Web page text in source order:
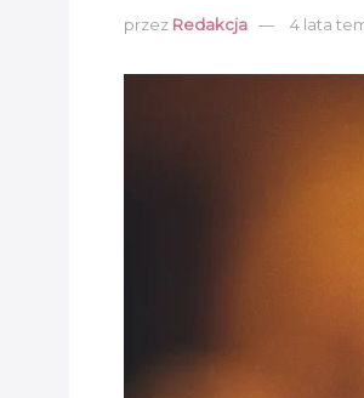
przez Redakcja 4 lata